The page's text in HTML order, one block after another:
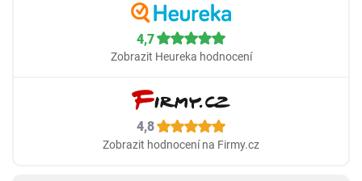
4,7
Zobrazit Heureka hodnocení
4,8
Zobrazit hodnocení na Firmy.cz